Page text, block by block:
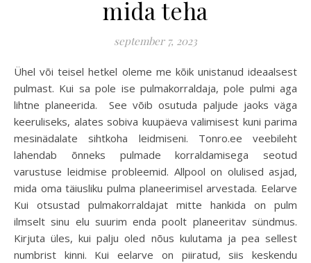
mida teha
september 7, 2023
Ühel või teisel hetkel oleme me kõik unistanud ideaalsest
pulmast. Kui sa pole ise pulmakorraldaja, pole pulmi aga
lihtne planeerida. See võib osutuda paljude jaoks väga
keeruliseks, alates sobiva kuupäeva valimisest kuni parima
mesinädalate sihtkoha leidmiseni. Tonro.ee veebileht
lahendab õnneks pulmade korraldamisega seotud
varustuse leidmise probleemid. Allpool on olulised asjad,
mida oma täiusliku pulma planeerimisel arvestada. Eelarve
Kui otsustad pulmakorraldajat mitte hankida on pulm
ilmselt sinu elu suurim enda poolt planeeritav sündmus.
Kirjuta üles, kui palju oled nõus kulutama ja pea sellest
numbrist kinni. Kui eelarve on piiratud, siis keskendu